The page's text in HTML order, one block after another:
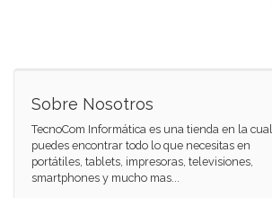
Sobre Nosotros
TecnoCom Informática es una tienda en la cual
puedes encontrar todo lo que necesitas en
portátiles, tablets, impresoras, televisiones,
smartphones y mucho mas...